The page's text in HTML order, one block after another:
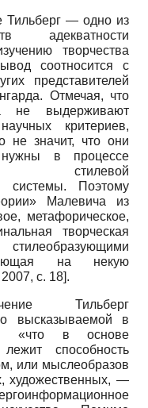
Тильберг — одно из
адекватности
творчества
соотносится с
представителей
Отмечая, что
не выдерживают
критериев,
не значит, что они
в процессе
стилевой
системы. Поэтому
Малевича из
метафорическое,
творческая
на некую
, с. 18].
Тильберг
высказываемой в
«что в основе
лежит способность
или мыслеобразов
художественных, —